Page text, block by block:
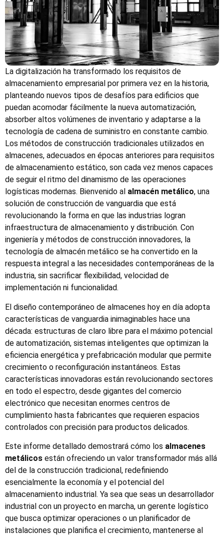
La digitalización ha transformado los requisitos de
almacenamiento empresarial por primera vez en la historia,
planteando nuevos tipos de desafíos para edificios que
puedan acomodar fácilmente la nueva automatización,
absorber altos volúmenes de inventario y adaptarse a la
tecnología de cadena de suministro en constante cambio.
Los métodos de construcción tradicionales utilizados en
almacenes, adecuados en épocas anteriores para requisitos
de almacenamiento estático, son cada vez menos capaces
de seguir el ritmo del dinamismo de las operaciones
logísticas modernas. Bienvenido al almacén metálico, una
solución de construcción de vanguardia que está
revolucionando la forma en que las industrias logran
infraestructura de almacenamiento y distribución. Con
ingeniería y métodos de construcción innovadores, la
tecnología de almacén metálico se ha convertido en la
respuesta integral a las necesidades contemporáneas de la
industria, sin sacrificar flexibilidad, velocidad de
implementación ni funcionalidad.
El diseño contemporáneo de almacenes hoy en día adopta
características de vanguardia inimaginables hace una
década: estructuras de claro libre para el máximo potencial
de automatización, sistemas inteligentes que optimizan la
eficiencia energética y prefabricación modular que permite
crecimiento o reconfiguración instantáneos. Estas
características innovadoras están revolucionando sectores
en todo el espectro, desde gigantes del comercio
electrónico que necesitan enormes centros de
cumplimiento hasta fabricantes que requieren espacios
controlados con precisión para productos delicados.
Este informe detallado demostrará cómo los almacenes
metálicos están ofreciendo un valor transformador más allá
del de la construcción tradicional, redefiniendo
esencialmente la economía y el potencial del
almacenamiento industrial. Ya sea que seas un desarrollador
industrial con un proyecto en marcha, un gerente logístico
que busca optimizar operaciones o un planificador de
instalaciones que planifica el crecimiento, mantenerse al